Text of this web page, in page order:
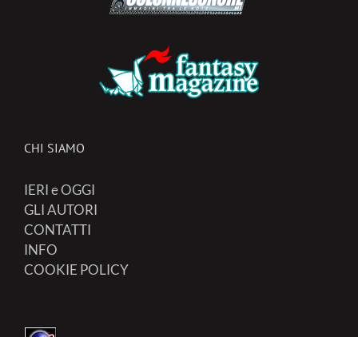
CHI SIAMO
IERI e OGGI
GLI AUTORI
CONTATTI
INFO
COOKIE POLICY